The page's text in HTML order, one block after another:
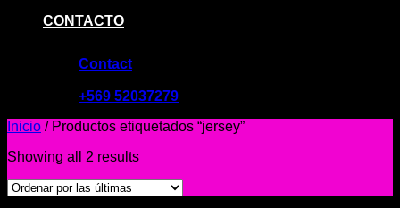
CONTACTO
Contact
+569 52037279
Inicio /Productos etiquetados “jersey”
Showing all 2 results